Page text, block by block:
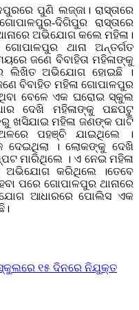
ପୁଣି ଲଜ୍ଜା। ରାସ୍ତାରେ
ଦିଗିପୁର ରାସ୍ତାରେ
ଅଭିଯୋଗ କଲେ ମହିଳା।
ଥାନା ଅନ୍ତର୍ଗତ
ଜଣେ ବିବାହିତା ମହିଳାଙ୍କୁ
ଲିଖିତ ଅଭିଯୋଗ ହୋଇଛି ।
ବିବାହିତ ମହିଳା ଗୋପାଳପୁର
ବେଳେ ଏକ ଘରୋଇ ସ୍କୁଲ
ଦେଖି ମହିଳାଙ୍କୁ ପଛପଟୁ
ଖସିଯାଇ ମହିଳା ଜଣଙ୍କ ପାଟି
ପହଞ୍ଚି ଯାଇଥିଲେ ।
ଦେଇଥିଲା । ଲୋକଙ୍କୁ ଦେଖି
ମାରିଥିଲେ । ଏ ନେଇ ମହିଳା
ଅଭିଯୋଗ କରିଥିଲେ ।ତେବେ
ପରେ ଗୋପାଳପୁର ଥାନାରେ
ଆଧାରରେ ପୋଲିସ ଏକ
୧୫ ଦିନରେ ନିଯୁକ୍ତ